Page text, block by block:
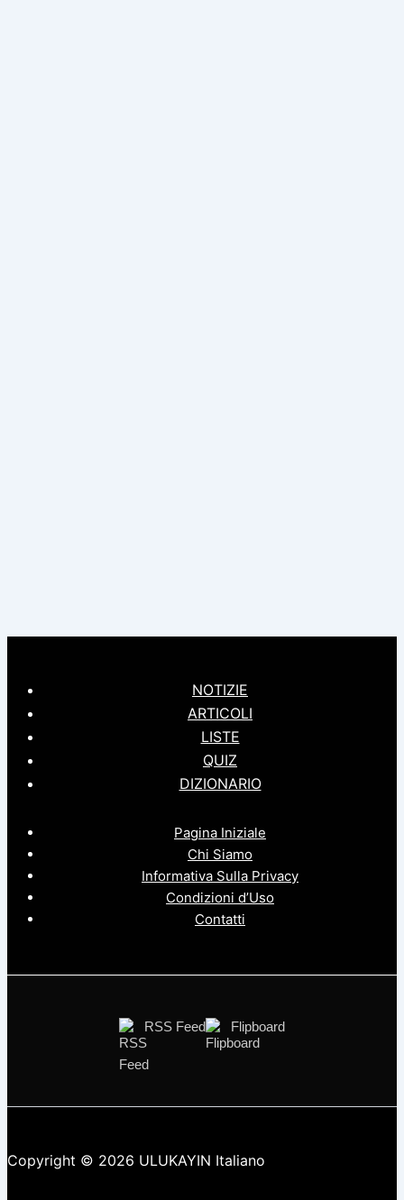
NOTIZIE
ARTICOLI
LISTE
QUIZ
DIZIONARIO
Pagina Iniziale
Chi Siamo
Informativa Sulla Privacy
Condizioni d’Uso
Contatti
RSS Feed Flipboard
Copyright © 2026 ULUKAYIN Italiano